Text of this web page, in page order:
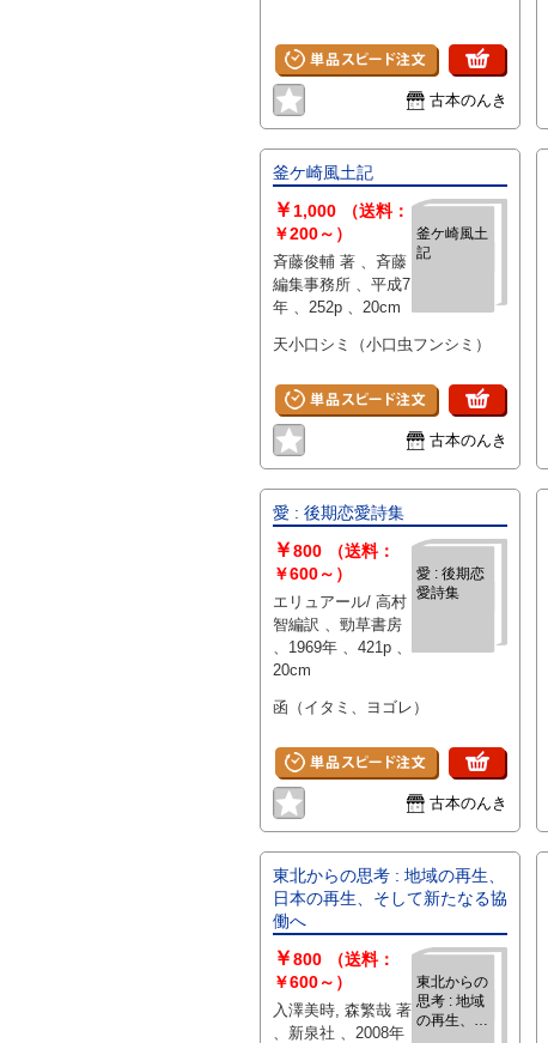
古本のんき
釜ケ崎風土記
釜ケ崎風土
記
￥ 1,000
（送料：
￥200～）
斉藤俊輔 著 、斉藤
編集事務所 、平成7
年 、252p 、20cm
天小口シミ（小口虫フンシミ）
古本のんき
愛 : 後期恋愛詩集
愛 : 後期恋
愛詩集
￥800
（送料：
￥600～）
エリュアール/ 高村
智編訳 、勁草書房
、1969年 、421p 、
20cm
函（イタミ、ヨゴレ）
古本のんき
東北からの思考 : 地域の再生、
日本の再生、そして新たなる協
働へ
東北からの
思考 : 地域
の再生、日
￥800
（送料：
￥600～）
入澤美時, 森繁哉 著
、新泉社 、2008年